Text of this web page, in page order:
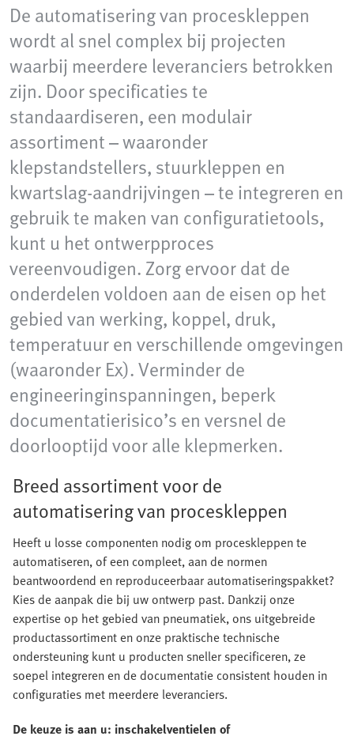
De automatisering van proceskleppen
wordt al snel complex bij projecten
waarbij meerdere leveranciers betrokken
zijn. Door specificaties te
standaardiseren, een modulair
assortiment – waaronder
klepstandstellers, stuurkleppen en
kwartslag-aandrijvingen – te integreren en
gebruik te maken van configuratietools,
kunt u het ontwerpproces
vereenvoudigen. Zorg ervoor dat de
onderdelen voldoen aan de eisen op het
gebied van werking, koppel, druk,
temperatuur en verschillende omgevingen
(waaronder Ex). Verminder de
engineeringinspanningen, beperk
documentatierisico’s en versnel de
doorlooptijd voor alle klepmerken.
Breed assortiment voor de
automatisering van proceskleppen
Heeft u losse componenten nodig om proceskleppen te
automatiseren, of een compleet, aan de normen
beantwoordend en reproduceerbaar automatiseringspakket?
Kies de aanpak die bij uw ontwerp past. Dankzij onze
expertise op het gebied van pneumatiek, ons uitgebreide
productassortiment en onze praktische technische
ondersteuning kunt u producten sneller specificeren, ze
soepel integreren en de documentatie consistent houden in
configuraties met meerdere leveranciers.
De keuze is aan u: inschakelventielen of